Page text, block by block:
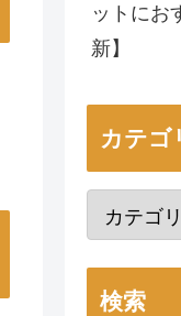
ットにお
新】
カテゴ
検索